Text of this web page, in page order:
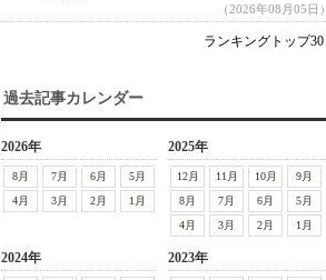
（2026年08月05日）
ランキングトップ30
過去記事カレンダー
2026年
8月 7月 6月
5月
4月
3月 2月 1月
2025年
12月 11月 10月
9月
8月
7月 6月
5月
4月
3月 2月 1月
2024年 2023年